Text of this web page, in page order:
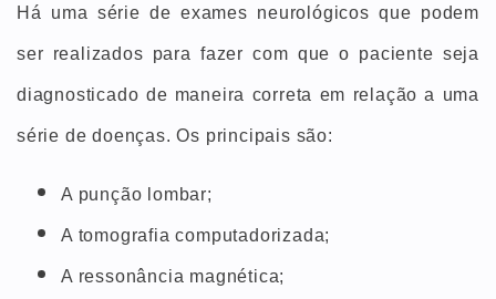
Há uma série de exames neurológicos que podem
ser realizados para fazer com que o paciente seja
diagnosticado de maneira correta em relação a uma
série de doenças. Os principais são:
A punção lombar;
A tomografia computadorizada;
A ressonância magnética;